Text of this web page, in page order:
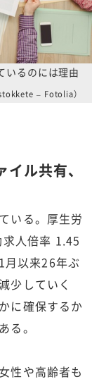
いるのには理由
– Fotolia）
ル共有、
いる。厚生労
人倍率 1.45
月以来26年ぶ
少していく
に確保するか
る。
性や高齢者も